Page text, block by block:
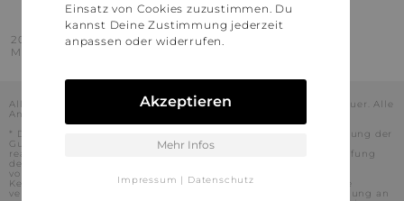
2016 - 2026 © Stylaholic.
Made for you with love in munich.
Alle Preise inkl. der jeweils geltenden gesetzlichen Mehrwertsteuer. Alle
Angaben ohne Gewähr.
* Die angezeigten Preise beinhalten Rabatte, die durch die Nutzung der
Gutschein-Codes auf den Seiten unserer Partner voraussichtlich
realisiert werden können. Stylaholic führt keine vollständige Prüfung
der Gutschein-Codes durch und es kann daher in Einzelfällen
vorkommen, dass die Gutscheine abweichend von unserem
Kenntnisstand bei dem jeweiligen Shop nicht oder nur teilweise
verwendet werden können. Darüber hinaus kann deren Verwendung an
Einsatz von Cookies zuzustimmen. Du
kannst Deine Zustimmung jederzeit
anpassen oder widerrufen.
Akzeptieren
Mehr Infos
Impressum | Datenschutz